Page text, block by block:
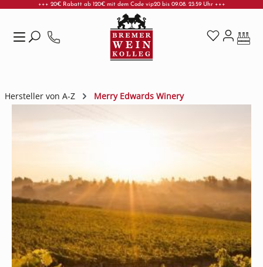
+++ 20€ Rabatt ab 120€ mit dem Code vip20 bis 09.08. 23:59 Uhr +++
Hersteller von A-Z Merry Edwards Winery